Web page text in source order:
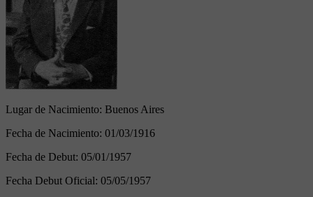
Lugar de Nacimiento: Buenos Aires
Fecha de Nacimiento: 01/03/1916
Fecha de Debut: 05/01/1957
Fecha Debut Oficial: 05/05/1957